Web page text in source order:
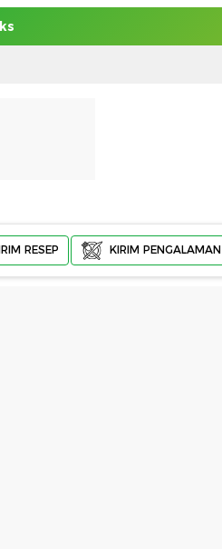
RESEP KIRIM PENGALAMAN